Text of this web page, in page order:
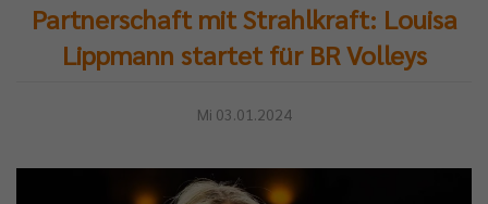
Partnerschaft mit Strahlkraft: Louisa
Lippmann startet für BR Volleys
Mi 03.01.2024